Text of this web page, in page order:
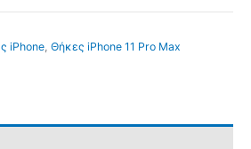
iPhone Θήκες iPhone 11 Pro Max